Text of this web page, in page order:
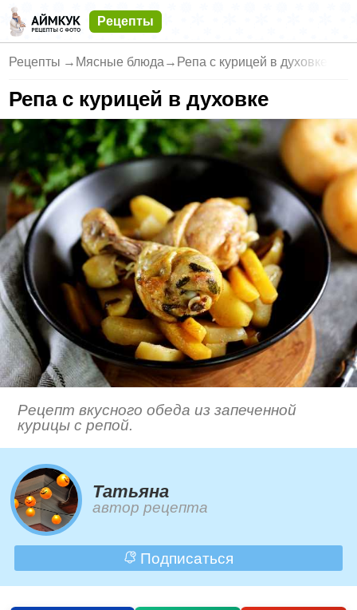
Рецепты
Рецепты → Мясные блюда → Репа с курицей в духовке
Репа с курицей в духовке
Рецепт вкусного обеда из запеченной
курицы с репой.
Татьяна
автор рецепта
Подписаться